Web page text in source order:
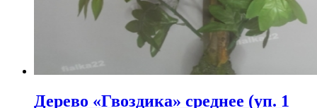
Дерево «Гвоздика» среднее (уп. 1